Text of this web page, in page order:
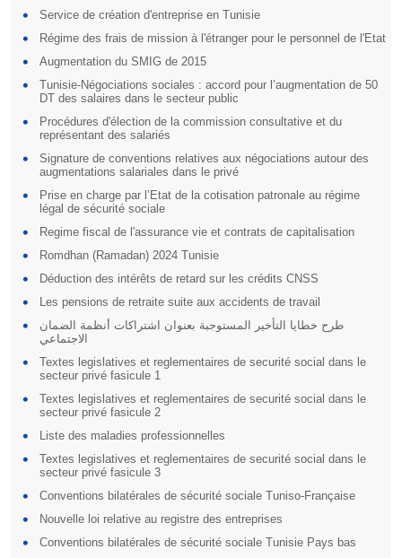
Service de création d'entreprise en Tunisie
Régime des frais de mission à l'étranger pour le personnel de l'Etat
Augmentation du SMIG de 2015
Tunisie-Négociations sociales : accord pour l’augmentation de 50
DT des salaires dans le secteur public
Procédures d'élection de la commission consultative et du
représentant des salariés
Signature de conventions relatives aux négociations autour des
augmentations salariales dans le privé
Prise en charge par l’Etat de la cotisation patronale au régime
légal de sécurité sociale
Regime fiscal de l'assurance vie et contrats de capitalisation
Romdhan (Ramadan) 2024 Tunisie
Déduction des intérêts de retard sur les crédits CNSS
Les pensions de retraite suite aux accidents de travail
طرح خطايا التأخير المستوجبة بعنوان اشتراكات أنظمة الضمان
الاجتماعي
Textes legislatives et reglementaires de securité social dans le
secteur privé fasicule 1
Textes legislatives et reglementaires de securité social dans le
secteur privé fasicule 2
Liste des maladies professionnelles
Textes legislatives et reglementaires de securité social dans le
secteur privé fasicule 3
Conventions bilatérales de sécurité sociale Tuniso-Française
Nouvelle loi relative au registre des entreprises
Conventions bilatérales de sécurité sociale Tunisie Pays bas